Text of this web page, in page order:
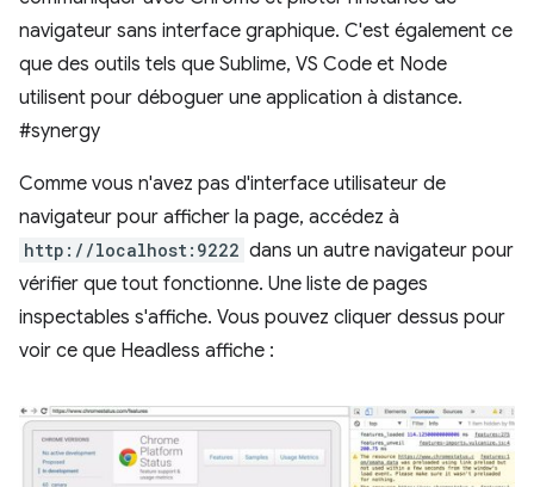
navigateur sans interface graphique. C'est également ce
que des outils tels que Sublime, VS Code et Node
utilisent pour déboguer une application à distance.
#synergy
Comme vous n'avez pas d'interface utilisateur de
navigateur pour afficher la page, accédez à
http://localhost:9222 dans un autre navigateur pour
vérifier que tout fonctionne. Une liste de pages
inspectables s'affiche. Vous pouvez cliquer dessus pour
voir ce que Headless affiche :